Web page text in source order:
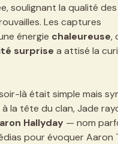
soulignant la qualité
Les captures
énergie chaleureuse,
surprise a attisé la
là était simple mais
à la tête du clan, Jade
Hallyday — nom
pour évoquer Aaron